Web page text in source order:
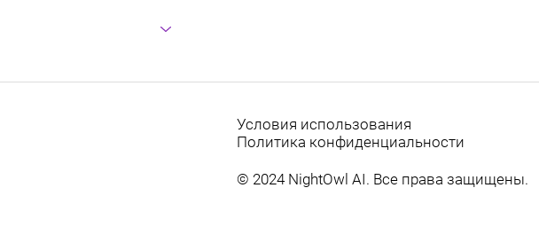
Условия использования
Политика конфиденциальности
© 2024 NightOwl AI. Все права защищены.